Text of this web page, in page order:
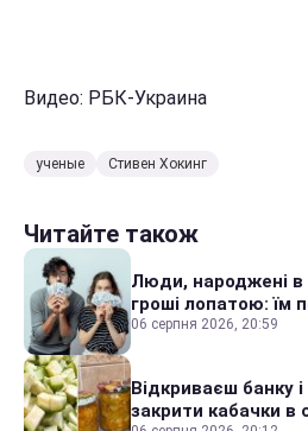
Видео: РБК-Украина
ученые Стивен Хокинг
Читайте також
Люди, народжені в
гроші лопатою: їм
06 серпня 2026, 20:59
Відкриваєш банку
закрити кабачки в